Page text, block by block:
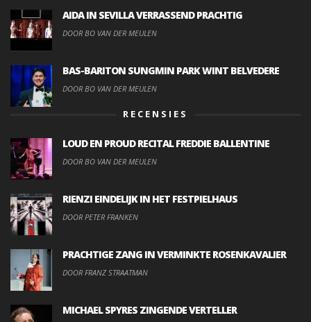
AIDA IN SEVILLA VERRASSEND PRACHTIG
DOOR BO VAN DER MEULEN
BAS-BARITON SUNGMIN PARK WINT BELVEDERE
DOOR BO VAN DER MEULEN
RECENSIES
LOUD EN PROUD RECITAL FREDDIE BALLENTINE
DOOR BO VAN DER MEULEN
RIENZI EINDELIJK IN HET FESTPIELHAUS
DOOR PETER FRANKEN
PRACHTIGE ZANG IN VERMINKTE ROSENKAVALIER
DOOR FRANZ STRAATMAN
MICHAEL SPYRES ZINGENDE VERTELLER